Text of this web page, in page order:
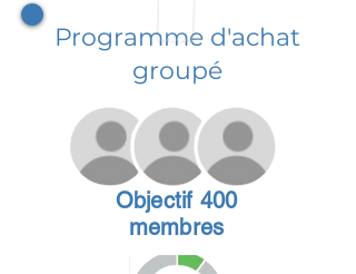
Programme d'achat
groupé
Objectif 400
membres